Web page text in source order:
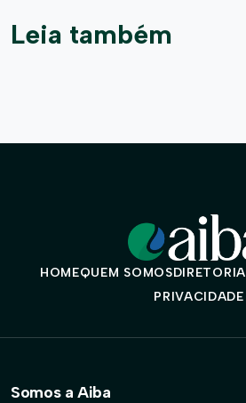
Leia também
HOMEQUEM SOMOSDIRETORIA
PRIVACIDADE
Somos a Aiba